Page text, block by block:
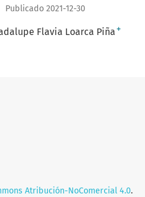
Publicado 2021-12-30
Flavia Loarca Piña +
Atribución-NoComercial 4.0.